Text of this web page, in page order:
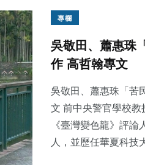
專欄
吳敬田、蕭惠珠
作 高哲翰專文
吳敬田、蕭惠珠「苦
文 前中央警官學校教
《臺灣變色龍》評
人，並歷任華夏科技